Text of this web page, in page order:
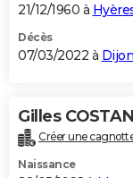
21/12/1960 à
Décès
07/03/2022 à Dijon
Gilles
Créer une
Naissance